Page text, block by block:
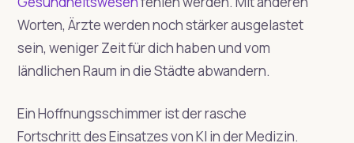
Worten, Ärzte werden noch stärker ausgelastet
sein, weniger Zeit für dich haben und vom
ländlichen Raum in die Städte abwandern.
Ein Hoffnungsschimmer ist der rasche
Fortschritt des Einsatzes von KI in der Medizin.